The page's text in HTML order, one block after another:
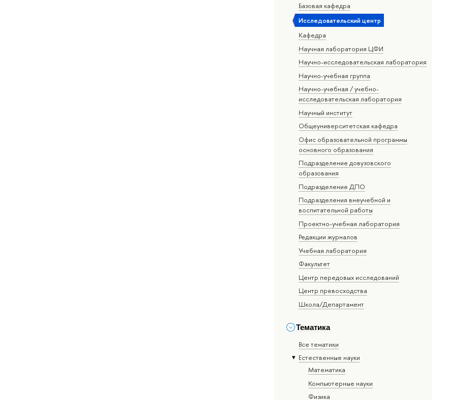
Базовая кафедра
Исследовательский центр
Кафедра
Научная лаборатория ЦФИ
Научно-исследовательская лаборатория
Научно-учебная группа
Научно-учебная / учебно-
исследовательская лаборатория
Научный институт
Общеуниверситетская кафедра
Офис образовательной программы
основного образования
Подразделение довузовского
образования
Подразделение ДПО
Подразделения внеучебной и
воспитательной работы
Проектно-учебная лаборатория
Редакции журналов
Учебная лаборатория
Факультет
Центр передовых исследований
Центр превосходства
Школа/Департамент
Тематика
Все тематики
Естественные науки
Математика
Компьютерные науки
Физика